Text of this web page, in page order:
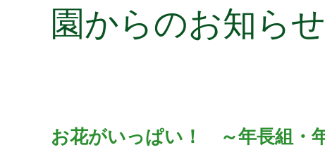
園からのお知らせ
お花がいっぱい！ ～年長組・